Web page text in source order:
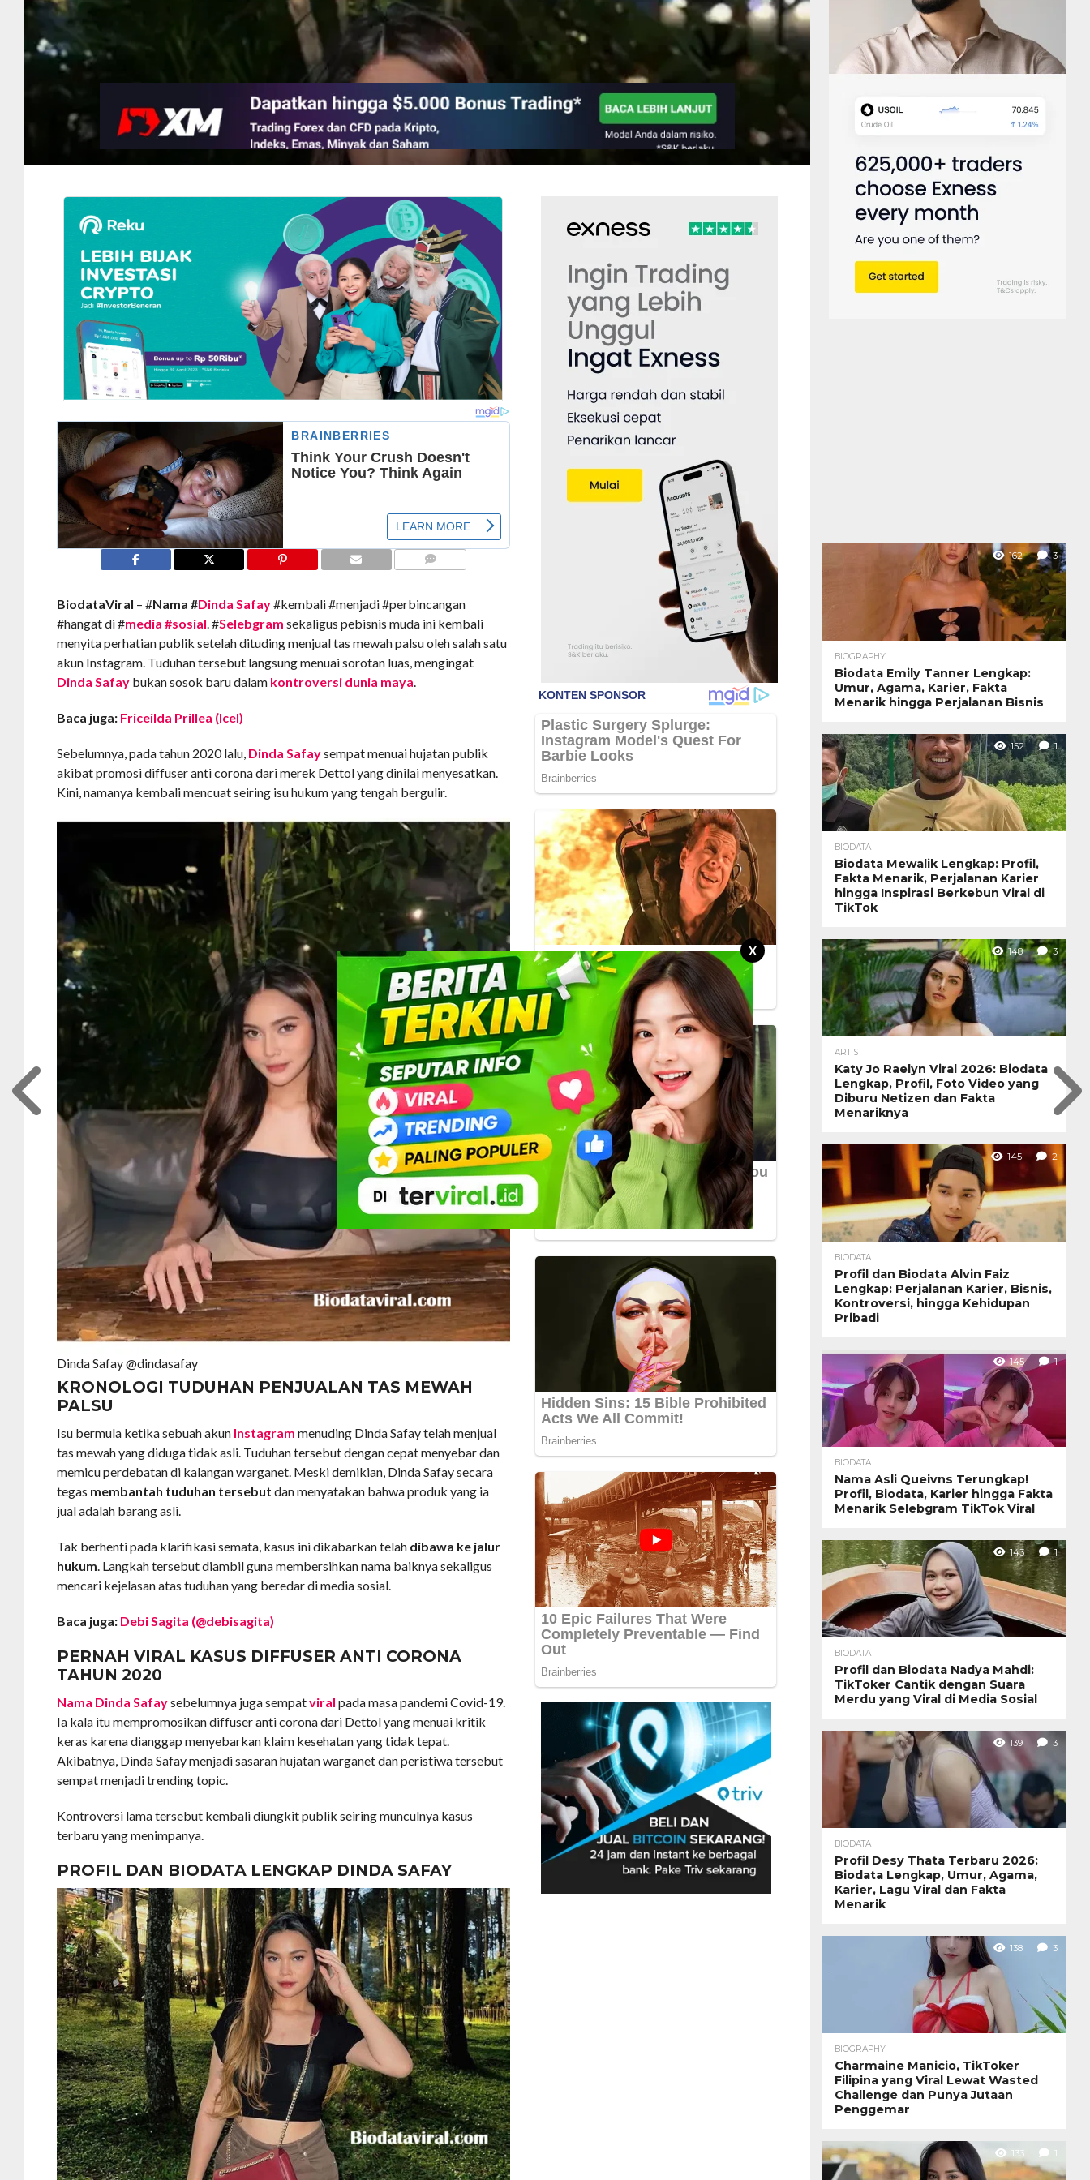
X
BiodataViral – #Nama #Dinda Safay#kembali #menjadi #perbincangan
#hangat di #media #sosial. #Selebgramsekaligus pebisnis muda ini kembali
menyita perhatian publik setelah dituding menjual tas mewah palsu oleh salah satu
akun Instagram. Tuduhan tersebut langsung menuai sorotan luas, mengingat
Dinda Safay bukan sosok baru dalam kontroversi dunia maya.
Baca juga: Friceilda Prillea (Icel)
Sebelumnya, pada tahun 2020 lalu, Dinda Safaysempat menuai hujatan publik
akibat promosi diffuser anti corona dari merek Dettol yang dinilai menyesatkan.
Kini, namanya kembali mencuat seiring isu hukum yang tengah bergulir.
Dinda Safay @dindasafay
KRONOLOGI TUDUHAN PENJUALAN TAS MEWAH
PALSU
Isu bermula ketika sebuah akun Instagrammenuding Dinda Safay telah menjual
tas mewah yang diduga tidak asli. Tuduhan tersebut dengan cepat menyebar dan
memicu perdebatan di kalangan warganet. Meski demikian, Dinda Safay secara
tegas membantah tuduhan tersebut dan menyatakan bahwa produk yang ia
jual adalah barang asli.
Tak berhenti pada klarifikasi semata, kasus ini dikabarkan telah dibawa ke jalur
hukum . Langkah tersebut diambil guna membersihkan nama baiknya sekaligus
mencari kejelasan atas tuduhan yang beredar di media sosial.
Baca juga: Debi Sagita (@debisagita)
PERNAH VIRAL KASUS DIFFUSER ANTI CORONA
TAHUN 2020
Nama Dinda Safaysebelumnya juga sempatviralpada masa pandemi Covid-19.
Ia kala itu mempromosikan diffuser anti corona dari Dettol yang menuai kritik
keras karena dianggap menyebarkan klaim kesehatan yang tidak tepat.
Akibatnya, Dinda Safay menjadi sasaran hujatan warganet dan peristiwa tersebut
sempat menjadi trending topic.
Kontroversi lama tersebut kembali diungkit publik seiring munculnya kasus
terbaru yang menimpanya.
PROFIL DAN BIODATA LENGKAP DINDA SAFAY
162 3
BIOGRAPHY
Biodata Emily Tanner Lengkap:
Umur, Agama, Karier, Fakta
Menarik hingga Perjalanan Bisnis
152 1
BIODATA
Biodata Mewalik Lengkap: Profil,
Fakta Menarik, Perjalanan Karier
hingga Inspirasi Berkebun Viral di
TikTok
148 3
ARTIS
Katy Jo Raelyn Viral 2026: Biodata
Lengkap, Profil, Foto Video yang
Diburu Netizen dan Fakta
Menariknya
145 2
BIODATA
Profil dan Biodata Alvin Faiz
Lengkap: Perjalanan Karier, Bisnis,
Kontroversi, hingga Kehidupan
Pribadi
145 1
BIODATA
Nama Asli Queivns Terungkap!
Profil, Biodata, Karier hingga Fakta
Menarik Selebgram TikTok Viral
143 1
BIODATA
Profil dan Biodata Nadya Mahdi:
TikToker Cantik dengan Suara
Merdu yang Viral di Media Sosial
139 3
BIODATA
Profil Desy Thata Terbaru 2026:
Biodata Lengkap, Umur, Agama,
Karier, Lagu Viral dan Fakta
Menarik
138 3
BIOGRAPHY
Charmaine Manicio, TikToker
Filipina yang Viral Lewat Wasted
Challenge dan Punya Jutaan
Penggemar
133 1